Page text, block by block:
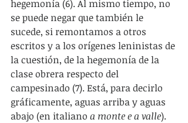
hegemonía (6). Al mismo tiempo, no
se puede negar que también le
sucede, si remontamos a otros
escritos y a los orígenes leninistas de
la cuestión, de la hegemonía de la
clase obrera respecto del
campesinado (7). Está, para decirlo
gráficamente, aguas arriba y aguas
abajo (en italiano a monte e a valle).